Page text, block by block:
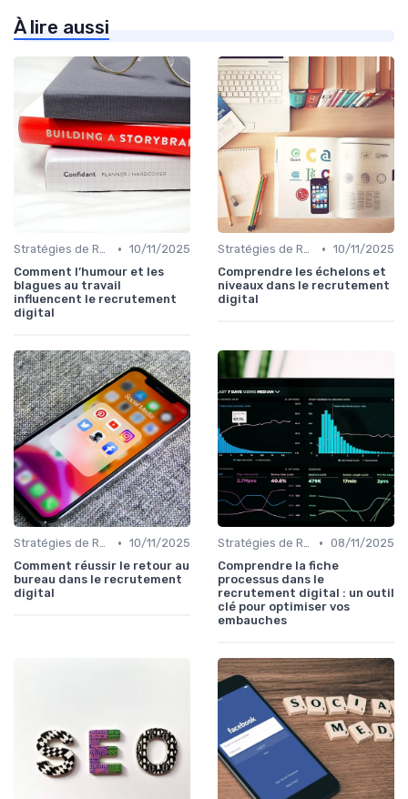
À lire aussi
Stratégies de Recrutement Digital • 10/11/2025
Comment l’humour et les
blagues au travail
influencent le recrutement
digital
Stratégies de Recrutement Digital • 10/11/2025
Comprendre les échelons et
niveaux dans le recrutement
digital
Stratégies de Recrutement Digital • 10/11/2025
Comment réussir le retour au
bureau dans le recrutement
digital
Stratégies de Recrutement Digital • 08/11/2025
Comprendre la fiche
processus dans le
recrutement digital : un outil
clé pour optimiser vos
embauches